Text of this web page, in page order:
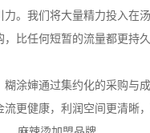
。我们将大量精力投入在
比任何短暂的流量都更持久
涂婶通过集约化的采购与
更健康，利润空间更清晰